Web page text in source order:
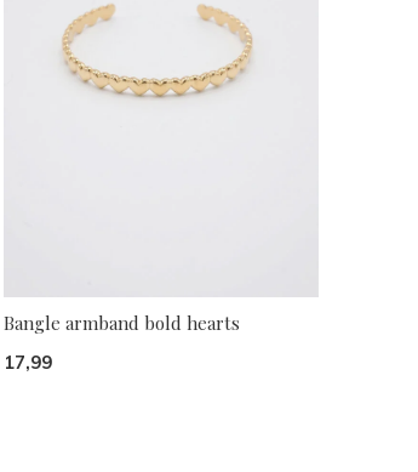
Bangle armband bold hearts
17,99